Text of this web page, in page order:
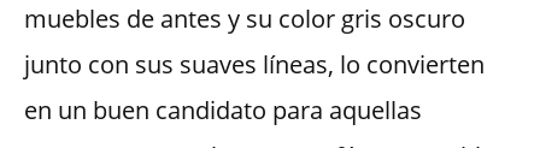
muebles de antes y su color gris oscuro
junto con sus suaves líneas, lo convierten
en un buen candidato para aquellas